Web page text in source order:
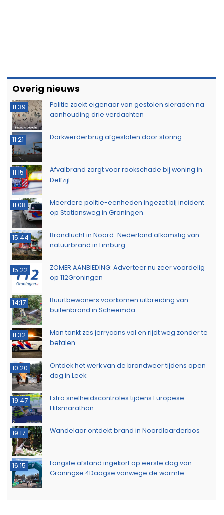
Overig nieuws
11:39
Politie zoekt eigenaar van gestolen sieraden na
aanhouding drie verdachten
11:21 Dorkwerderbrug afgesloten door storing
11:15
Afvalbrand zorgt voor rookschade bij woning in
Delfzijl
11:08
Meerdere politie-eenheden ingezet bij incident
op Stationsweg in Groningen
15:44
Brandlucht in Noord-Nederland afkomstig van
natuurbrand in Limburg
15:22
ZOMER AANBIEDING: Adverteer nu zeer voordelig
op 112Groningen
14:17
Buurtbewoners voorkomen uitbreiding van
buitenbrand in Scheemda
11:32
Man tankt zes jerrycans vol en rijdt weg zonder te
betalen
10:20
Ontdek het werk van de brandweer tijdens open
dag in Leek
19:47
Extra snelheidscontroles tijdens Europese
Flitsmarathon
19:17 Wandelaar ontdekt brand in Noordlaarderbos
16:15
Langste afstand ingekort op eerste dag van
Groningse 4Daagse vanwege de warmte